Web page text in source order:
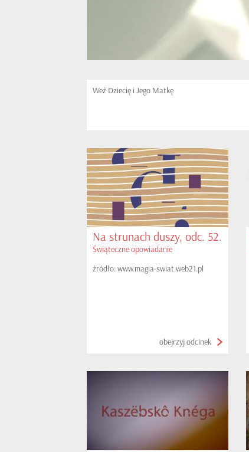
Weź Dziecię i Jego Matkę
Na strunach duszy, odc. 52.
Świąteczne opowiadanie
źródło: www.magia-swiat.web21.pl
obejrzyj odcinek